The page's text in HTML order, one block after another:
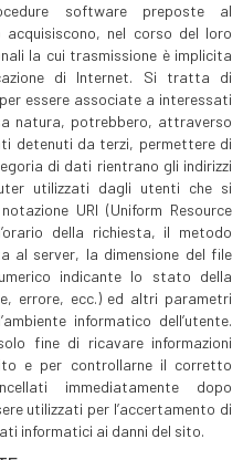
software preposte al
nel corso del loro
la cui trasmissione è implicita
di Internet. Si tratta di
essere associate a interessati
natura, potrebbero, attraverso
detenuti da terzi, permettere di
di dati rientrano gli indirizzi
utilizzati dagli utenti che si
URI (Uniform Resource
della richiesta, il metodo
al server, la dimensione del file
indicante lo stato della
errore, ecc.) ed altri parametri
informatico dell’utente.
fine di ricavare informazioni
e per controllarne il corretto
immediatamente dopo
utilizzati per l’accertamento di
informatici ai danni del sito.